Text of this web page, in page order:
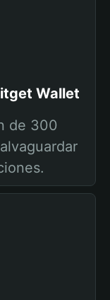
Wallet
de 300